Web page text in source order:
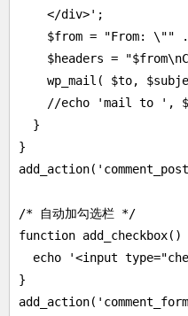
    </div>';
$from = "From: \""
$headers =
wp_mail( $to,
//echo 'mail to ',
  }
}
/* 自动加勾选栏 */
function add_checkbox()
echo '<input
}